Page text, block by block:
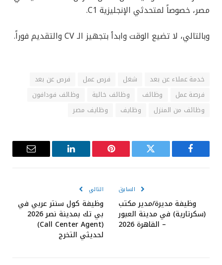
مصر، خصوصاً لمتحدثي الإنجليزية C1.
وبالتالي، لا تضيع الوقت وابدأ بتجهيز الـ CV والتقديم فوراً.
خدمة عملاء عن بعد شغل فرص عمل
فرص عن بعد
فرصة عمل
وظائف وظائف خالية
وظائف فودافون
وظائف من المنزل
وظايف وظايف مصر
فيسبوك تويتر بينتيريست لينكدإن
البريد
السابق
وظيفة مديرة/مدير مكتب
(سكرتارية) في مدينة العبور
– القاهرة 2026
التالي
وظيفة كول سنتر عربي في
بي تك بمدينة نصر 2026
(Call Center Agent)
لحديثي التخرج